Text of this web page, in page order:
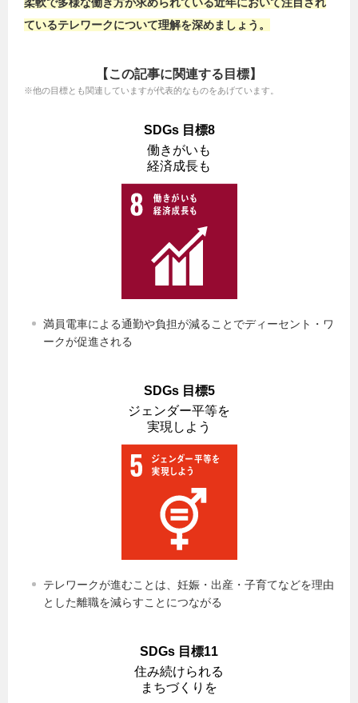
ているテレワークについて理解を深めましょう。
【この記事に関連する目標】
※他の目標とも関連していますが代表的なものをあげています。
SDGs 目標8
働きがいも
経済成長も
満員電車による通勤や負担が減ることでディーセント・ワ
ークが促進される
SDGs 目標5
ジェンダー平等を
実現しよう
テレワークが進むことは、妊娠・出産・子育てなどを理由
とした離職を減らすことにつながる
SDGs 目標11
住み続けられる
まちづくりを